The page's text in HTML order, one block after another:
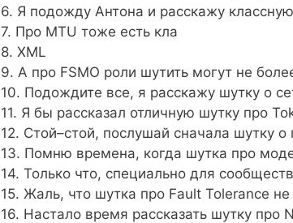
6. Я подожду Антона и расскажу
7. Про MTU тоже есть кла
8. XML
9. А про FSMO роли шутить могут не
10. Подождите все, я расскажу шутку о
11. Я бы рассказал отличную шутку про
12. Стой–стой, послушай сначала шутку о
13. Помню времена, когда шутка про
14. Только что, специально для
15. Жаль, что шутка про Fault Tolerance
16. Настало время рассказать шутку про